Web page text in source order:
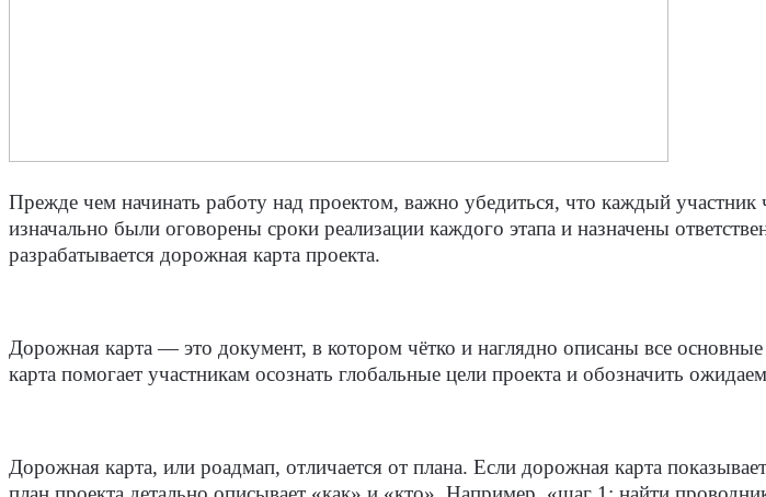
Прежде чем начинать работу над проектом, важно убедиться, что каждый
изначально были оговорены сроки реализации каждого этапа и назначены
разрабатывается дорожная карта проекта.
Дорожная карта — это документ, в котором чётко и наглядно описаны все
карта помогает участникам осознать глобальные цели проекта и обозначить
Дорожная карта, или роадмап, отличается от плана. Если дорожная карта